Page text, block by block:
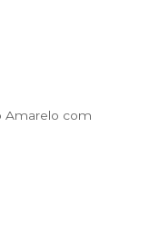
Amarelo com